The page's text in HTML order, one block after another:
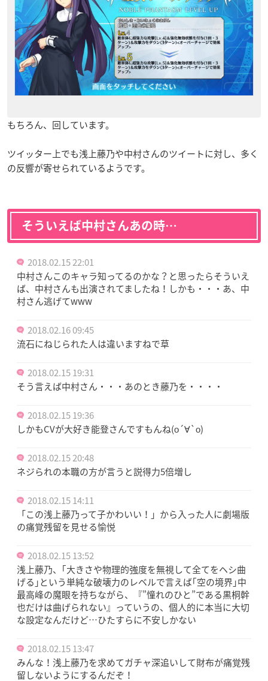
もちろん、回しています。
ツイッター上でも浅上藤乃や中村さんのツイートに対し、多く
の反響が寄せられているようです。
そういえば中村さんあの時…
2018.02.15 22:01
中村さんこのキャラ知ってるのかな？と思ったらそういえ
ば、中村さんも出演されてましたね！しかも・・・あ、中
村さん逃げてwww
2018.02.16 09:45
流石にねじられた人は違いますねで草
2018.02.15 19:31
そう言えば中村さん・・・あのとき藤乃を・・・・
2018.02.15 19:36
しかもCVが大好き能登さんですもんね(о´∀`о)
2018.02.15 20:48
ネジられの本職の方が言うと説得力5倍増し
2018.02.15 14:11
「この浅上藤乃って子かわいい！」から入った人に劇場版
の痛覚残留を見せる愉悦
2018.02.15 13:52
浅上藤乃、｢大きさや物理的強度を無視して全てをヘシ曲
げる｣という単純な破壊力のレベルで言えば｢空の境界｣中
最高峰の魔眼を持ちながら、『”憧れのひと”である黒桐幹
也だけは曲げられない』っていうの、個人的に本当に大切
な設定なんだけど…ひたすらに不安しかない
2018.02.15 13:47
みんな！浅上藤乃を求めてガチャ深追いして財布が痛覚残
留しないようにするんだぞ！